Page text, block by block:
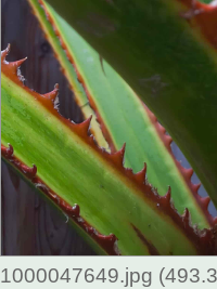
1000047649.jpg